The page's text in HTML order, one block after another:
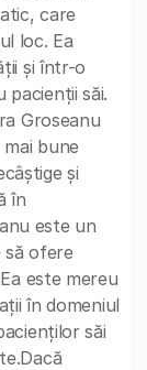
care
loc. Ea
și într-o
pacienții săi.
Groseanu
bune
și
în
este un
să ofere
este mereu
în domeniul
săi